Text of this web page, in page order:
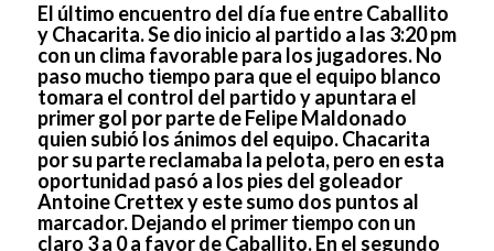
El último encuentro del día fue entre Caballito
y Chacarita. Se dio inicio al partido a las 3:20 pm
con un clima favorable para los jugadores. No
paso mucho tiempo para que el equipo blanco
tomara el control del partido y apuntara el
primer gol por parte de Felipe Maldonado
quien subió los ánimos del equipo. Chacarita
por su parte reclamaba la pelota, pero en esta
oportunidad pasó a los pies del goleador
Antoine Crettex y este sumo dos puntos al
marcador. Dejando el primer tiempo con un
claro 3 a 0 a favor de Caballito. En el segundo